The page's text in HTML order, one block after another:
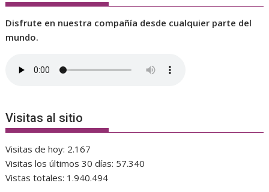
Disfrute en nuestra compañía desde cualquier parte del
mundo.
Visitas al sitio
Visitas de hoy: 2.167
Visitas los últimos 30 días: 57.340
Vistas totales: 1.940.494